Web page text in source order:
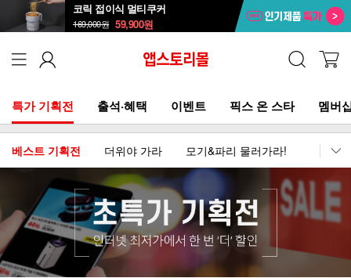
코릭 접이식 멀티쿠커
169,000원 59,900원
특가 기획전 출석·혜택 이벤트 픽스 온 스타 멤버
베스트 기획전 더위야 가라 모기&파리 물러가라! 이어폰